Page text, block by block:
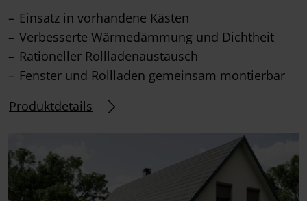
Einsatz in vorhandene Kästen
Verbesserte Wärmedämmung und Dichtheit
Rationeller Rollladenaustausch
Fenster und Rollladen gemeinsam montierbar
Produktdetails